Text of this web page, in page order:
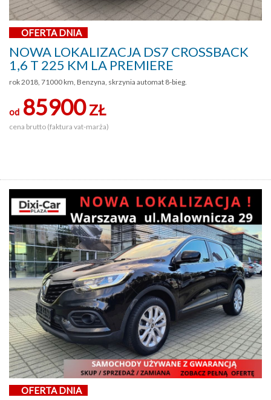
OFERTA DNIA
NOWA LOKALIZACJA DS7 CROSSBACK
1,6 T 225 KM LA PREMIERE
rok 2018, 71000 km, Benzyna, skrzynia automat 8-bieg.
od 85900ZŁ
cena brutto (faktura vat-marża)
OFERTA DNIA